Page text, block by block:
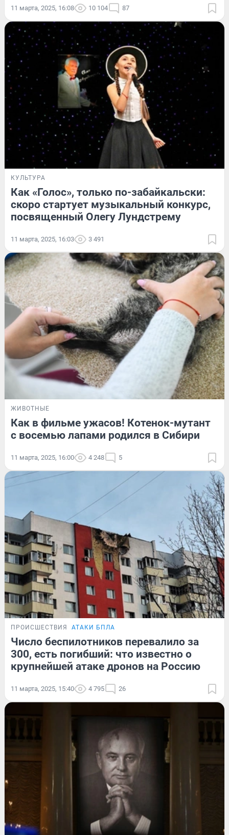
11 марта, 2025, 16:08 10 104 87
КУЛЬТУРА
Как «Голос», только по-забайкальски:
скоро стартует музыкальный конкурс,
посвященный Олегу Лундстрему
11 марта, 2025, 16:03 3 491
ЖИВОТНЫЕ
Как в фильме ужасов! Котенок-мутант
с восемью лапами родился в Сибири
11 марта, 2025, 16:00 4 248 5
ПРОИСШЕСТВИЯ АТАКИ БПЛА
Число беспилотников перевалило за
300, есть погибший: что известно о
крупнейшей атаке дронов на Россию
11 марта, 2025, 15:40 4 795 26